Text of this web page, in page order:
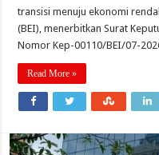
transisi menuju ekonomi
(BEI), menerbitkan Surat
Nomor Kep-00110/BEI/07-
Read More »